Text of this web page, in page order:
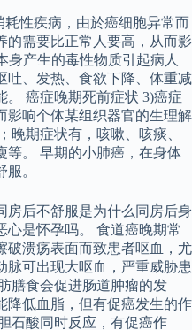
性疾病，由於癌细胞异常而
的需要比正常人要高，从而影
身产生的毒性物质引起病人
吐、发热、食欲下降、体重减
癌症晚期死前症状 3)癌症
影响个体某组织器官的生理解
晚期症状有，咳嗽、咳痰、
等。 早期的小肺癌，在身体
。
房后不舒服是为什么同房后身
心是怀孕吗。 食道癌晚期常
破溃疡表面而致患者呕血，尤
脉可出现大呕血，严重威胁患
膳食会促进肠道肿瘤的发
降低血脂，但有促癌发生的作
石酸同时反应，有促癌作